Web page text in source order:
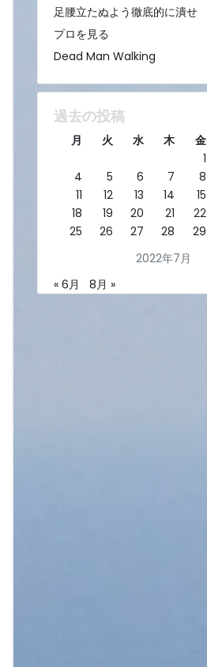
足腰立たぬよう徹底的に潰せ
プロを見る
Dead Man Walking
過去の投稿
2022年7月
月 火 水 木 金
1
4
5 6 7 8
11
12 13 14 15
18
19 20 21 22
25
26 27 28 29
« 6月 8月 »